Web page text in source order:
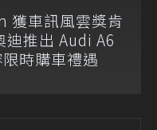
獲車訊風雲獎肯
迪推出 Audi A6
時購車禮遇